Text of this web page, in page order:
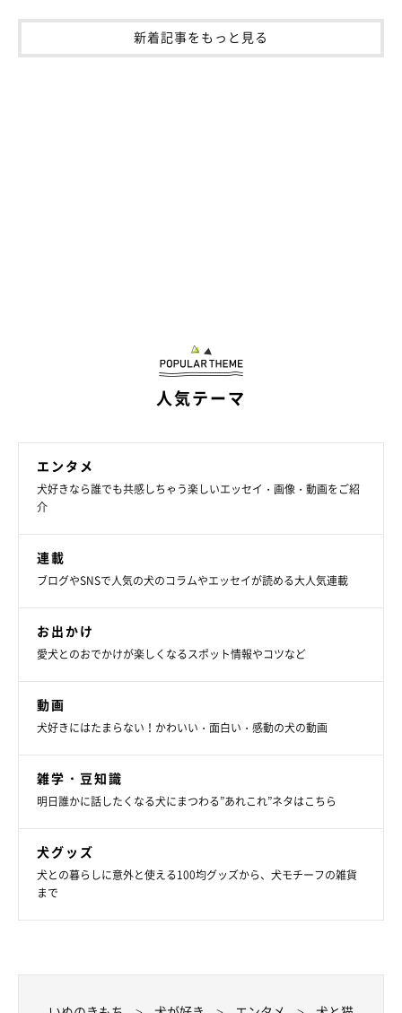
新着記事をもっと見る
人気テーマ
エンタメ
犬好きなら誰でも共感しちゃう楽しいエッセイ・画像・動画をご紹
介
連載
ブログやSNSで人気の犬のコラムやエッセイが読める大人気連載
お出かけ
愛犬とのおでかけが楽しくなるスポット情報やコツなど
動画
犬好きにはたまらない！かわいい・面白い・感動の犬の動画
雑学・豆知識
明日誰かに話したくなる犬にまつわる”あれこれ”ネタはこちら
犬グッズ
犬との暮らしに意外と使える100均グッズから、犬モチーフの雑貨
まで